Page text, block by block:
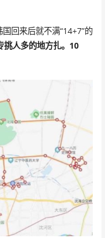
回来后就不满“14+7”的
挑人多的地方扎。10